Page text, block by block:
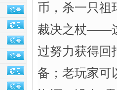
币，杀一只祖
裁决之杖——
过努力获得回
备；老玩家可